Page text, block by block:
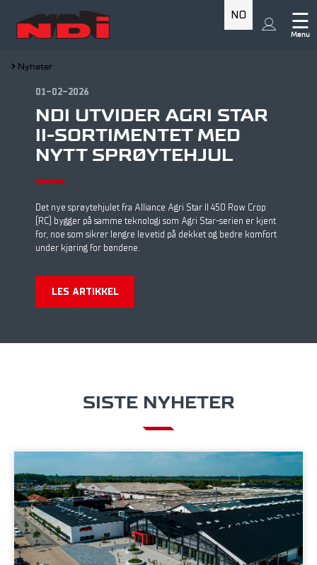
☰
Menu
NO
Nyheter
01-02-2026
NDI UTVIDER AGRI STAR
II-SORTIMENTET MED
NYTT SPRØYTEHJUL
Det nye sprøytehjulet fra Alliance Agri Star II 450 Row Crop
(RC) bygger på samme teknologi som Agri Star-serien er kjent
for, noe som sikrer lengre levetid på dekket og bedre komfort
under kjøring for bøndene.
LES ARTIKKEL
SISTE NYHETER